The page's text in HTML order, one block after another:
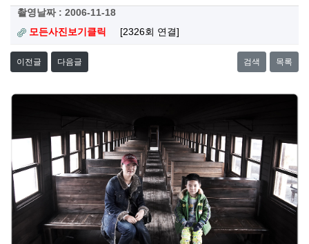
촬영날짜 : 2006-11-18
모든사진보기클릭
[2326회 연결]
이전글 다음글 검색 목록